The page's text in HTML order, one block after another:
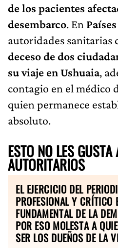
de los pacientes
desembarco. En
autoridades sanitarias
deceso de dos
su viaje en Ushuaia,
contagio en el médico
quien permanece
absoluto.
ESTO NO LES GUSTA
AUTORITARIOS
EL EJERCICIO DEL
PROFESIONAL Y CRÍTICO
FUNDAMENTAL DE LA
POR ESO MOLESTA A
SER LOS DUEÑOS DE LA